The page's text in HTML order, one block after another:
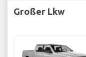
Großer Lkw